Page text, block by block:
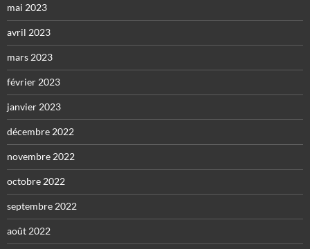
mai 2023
avril 2023
mars 2023
février 2023
janvier 2023
décembre 2022
novembre 2022
octobre 2022
septembre 2022
août 2022